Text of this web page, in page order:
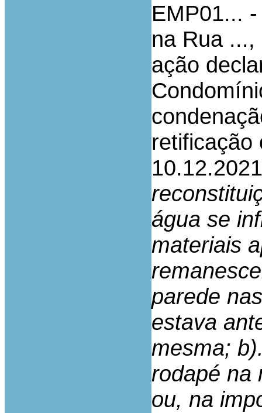
EMP01...
na Rua
ação
retificação
água se
materiais
parede
estava
mesma;
rodapé na
ou, na